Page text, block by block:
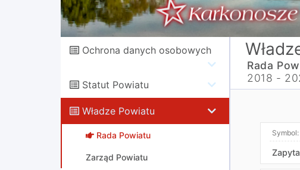
Ochrona danych osobowych
Statut Powiatu
Władze Powiatu
Rada Powiatu
Zarząd Powiatu
Rada
2018 -
Symbol: